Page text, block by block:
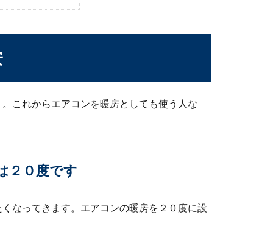
理整頓のコツや簡単アイデアを紹介
類によって形や大きさが違うので、どう収納したらスッキリし
ると後でどうなるか理解しよう
これからエアコンを暖房としても使う人な
２０度です
なってきます。エアコンの暖房を２０度に設